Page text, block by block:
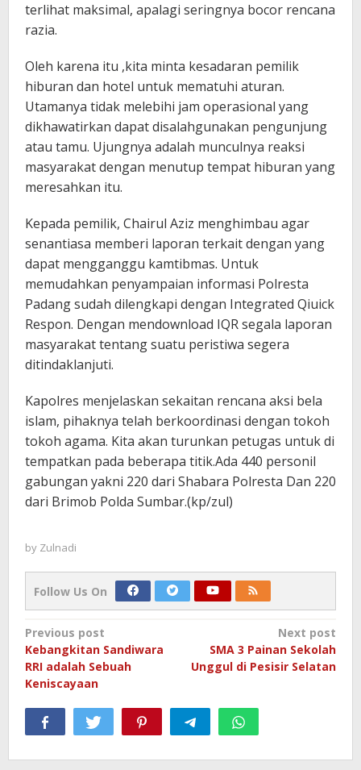
terlihat maksimal, apalagi seringnya bocor rencana
razia.
Oleh karena itu ,kita minta kesadaran pemilik
hiburan dan hotel untuk mematuhi aturan.
Utamanya tidak melebihi jam operasional yang
dikhawatirkan dapat disalahgunakan pengunjung
atau tamu. Ujungnya adalah munculnya reaksi
masyarakat dengan menutup tempat hiburan yang
meresahkan itu.
Kepada pemilik, Chairul Aziz menghimbau agar
senantiasa memberi laporan terkait dengan yang
dapat mengganggu kamtibmas. Untuk
memudahkan penyampaian informasi Polresta
Padang sudah dilengkapi dengan Integrated Qiuick
Respon. Dengan mendownload IQR segala laporan
masyarakat tentang suatu peristiwa segera
ditindaklanjuti.
Kapolres menjelaskan sekaitan rencana aksi bela
islam, pihaknya telah berkoordinasi dengan tokoh
tokoh agama. Kita akan turunkan petugas untuk di
tempatkan pada beberapa titik.Ada 440 personil
gabungan yakni 220 dari Shabara Polresta Dan 220
dari Brimob Polda Sumbar.(kp/zul)
by Zulnadi
Follow Us On
Post
navigation
Previous post
Kebangkitan Sandiwara
RRI adalah Sebuah
Keniscayaan
Next post
SMA 3 Painan Sekolah
Unggul di Pesisir Selatan